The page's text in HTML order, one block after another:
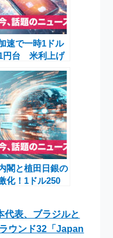
速で一時1ドル
円台 米利上げ
場警戒
閣と植田日銀の
化！1ドル250
代表、ブラジルと
ウンド32「Japan